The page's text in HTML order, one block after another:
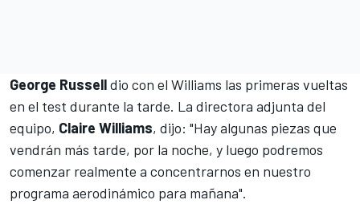
George Russelldio con el Williams las primeras vueltas
en el test durante la tarde. La directora adjunta del
equipo, Claire Williams, dijo: "Hay algunas piezas que
vendrán más tarde, por la noche, y luego podremos
comenzar realmente a concentrarnos en nuestro
programa aerodinámico para mañana".